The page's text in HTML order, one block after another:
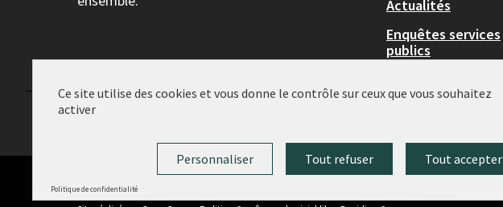
Actualités
Enquêtes services
publics
Ce site utilise des cookies et vous donne le contrôle sur ceux que vous souhaitez
activer
Tout accepter
Tout refuser
Personnaliser
Politique de confidentialité